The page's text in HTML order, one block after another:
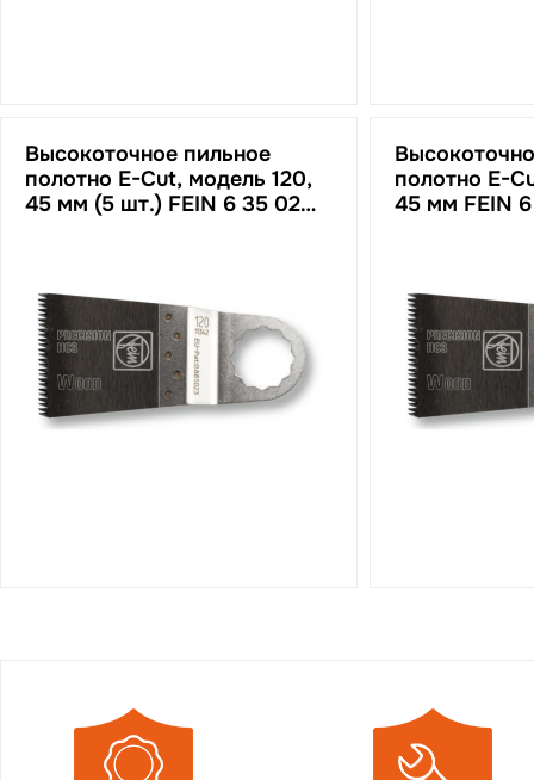
Высокоточное пильное
полотно E-Cut, модель 120,
45 мм (5 шт.) FEIN 6 35 02
полотно E-
45 мм FEIN